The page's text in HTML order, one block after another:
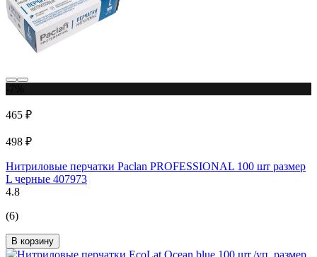
465 ₽
498 ₽
Нитриловые перчатки Paclan PROFESSIONAL 100 шт размер
L черные 407973
4.8
(6)
В корзину